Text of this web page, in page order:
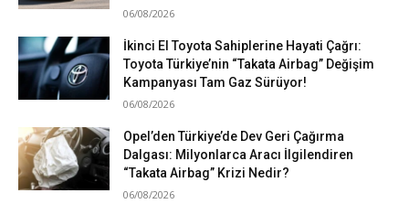
06/08/2026
İkinci El Toyota Sahiplerine Hayati Çağrı:
Toyota Türkiye’nin “Takata Airbag” Değişim
Kampanyası Tam Gaz Sürüyor!
06/08/2026
Opel’den Türkiye’de Dev Geri Çağırma
Dalgası: Milyonlarca Aracı İlgilendiren
“Takata Airbag” Krizi Nedir?
06/08/2026